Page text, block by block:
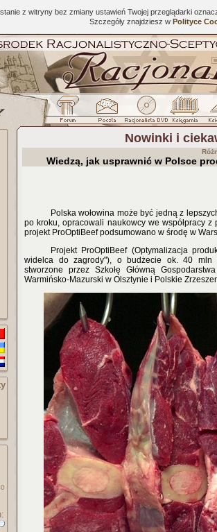
z witryny bez zmiany ustawień Twojej przeglądarki
Szczegóły znajdziesz w Polityce
Nowinki i
Wiedzą, jak usprawnić w Polsce
Polska wołowina może być jedną z
po kroku, opracowali naukowcy we współpracy
projekt ProOptiBeef podsumowano w środę w
Projekt ProOptiBeef (Optymalizacja
widelca do zagrody"), o budżecie ok. 40 mln
stworzone przez Szkołę Główną
Warmińsko-Mazurski w Olsztynie i Polskie